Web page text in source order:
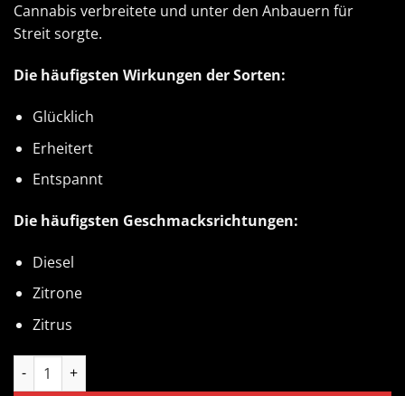
Cannabis verbreitete und unter den Anbauern für
Streit sorgte.
Die häufigsten Wirkungen der Sorten:
Glücklich
Erheitert
Entspannt
Die häufigsten Geschmacksrichtungen:
Diesel
Zitrone
Zitrus
Sour Diesel Muha Meds Disposable Live Resin 1000MG |